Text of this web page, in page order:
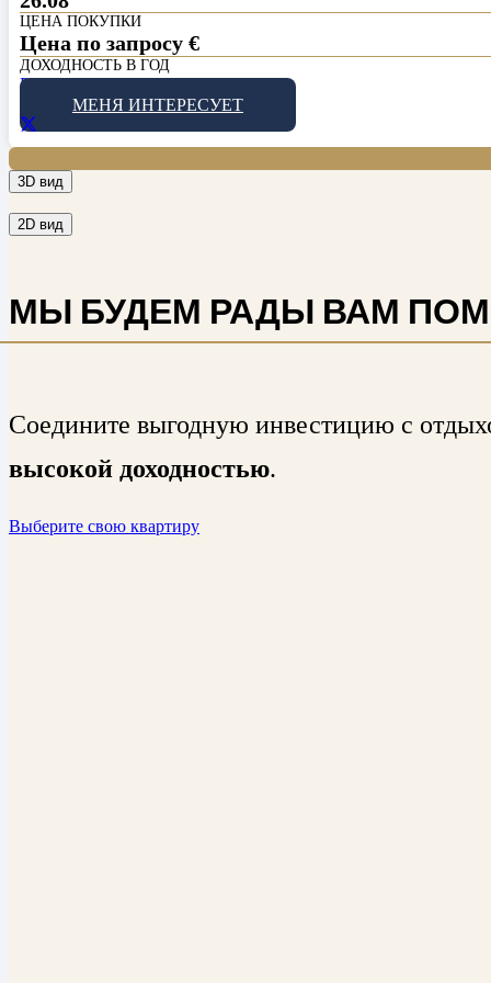
ЦЕНА ПОКУПКИ
Цена по запросу €
ДОХОДНОСТЬ В ГОД
PDF
МЕНЯ ИНТЕРЕСУЕТ
3D вид
2D вид
МЫ БУДЕМ РАДЫ ВАМ
Соедините выгодную инвестицию с
высокой доходностью.
Выберите свою квартиру